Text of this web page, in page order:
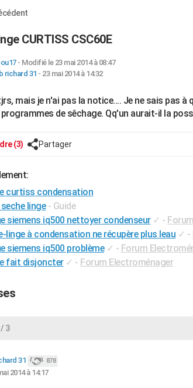
CURTISS CSC60E
- Modifié le 23 mai 2014 à 08:47
b richard 31 - 23 mai 2014 à 14:32
mais je n'ai pas la notice.... Je ne sais pas
de sêchage. Qq'un aurait-il la
(3) Partager
curtiss condensation
linge - Guide
siemens iq500 nettoyer condenseur ✓ -
linge à condensation ne récupère plus leau ✓ -
siemens iq500 problème ✓ - Forum
fait disjoncter ✓ - Forum Electroménager
/ 3
31 878
2014 à 14:17